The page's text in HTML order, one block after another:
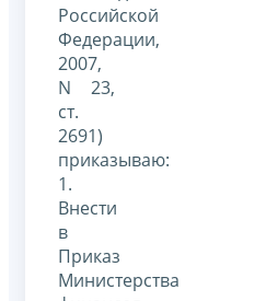
Российской
Федерации,
2007,
N 23,
ст.
2691)
приказываю:
1.
Внести
в
Приказ
Министерства